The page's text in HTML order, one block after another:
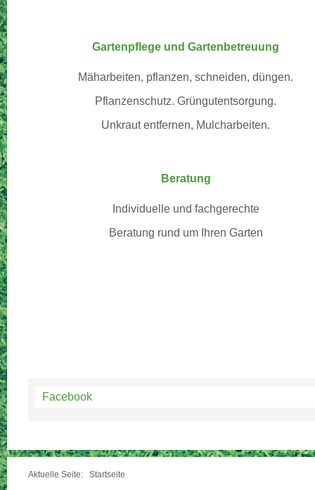
Gartenpflege und Gartenbetreuung
Mäharbeiten, pflanzen, schneiden, düngen.
Pflanzenschutz. Grüngutentsorgung.
Unkraut entfernen, Mulcharbeiten.
Beratung
Individuelle und fachgerechte
Beratung rund um Ihren Garten
Facebook
Aktuelle Seite: Startseite